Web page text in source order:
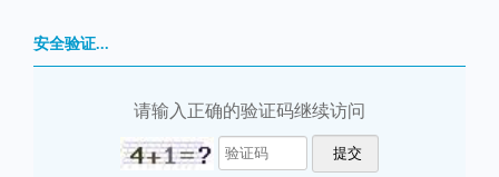
安全验证...
请输入正确的验证码继续访问